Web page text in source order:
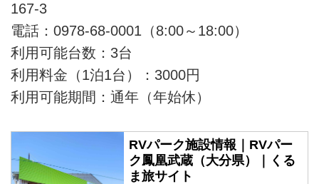
167-3
電話：0978-68-0001（8:00～18:00）
利用可能台数：3台
利用料金（1泊1台）：3000円
利用可能期間：通年（年始休）
RVパーク施設情報｜RVパー
ク鳳凰武蔵（大分県）｜くる
ま旅サイト